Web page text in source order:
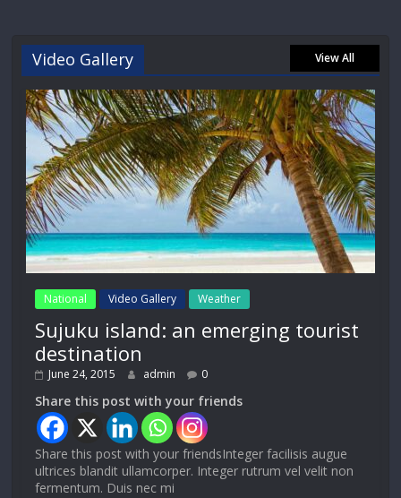
Video Gallery View All
National Video Gallery Weather
Sujuku island: an emerging tourist
destination
June 24, 2015 admin 0
Share this post with your friends
Share this post with your friendsInteger facilisis augue
ultrices blandit ullamcorper. Integer rutrum vel velit non
fermentum. Duis nec mi